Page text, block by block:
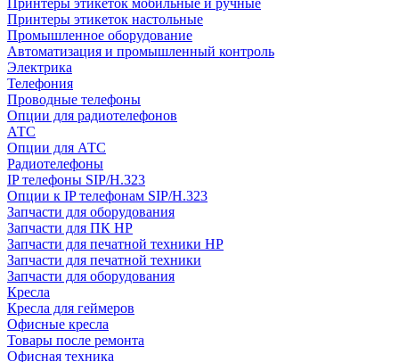
Принтеры этикеток мобильные и ручные
Принтеры этикеток настольные
Промышленное оборудование
Автоматизация и промышленный контроль
Электрика
Телефония
Проводные телефоны
Опции для радиотелефонов
АТС
Опции для АТС
Радиотелефоны
IP телефоны SIP/H.323
Опции к IP телефонам SIP/H.323
Запчасти для оборудования
Запчасти для ПК HP
Запчасти для печатной техники HP
Запчасти для печатной техники
Запчасти для оборудования
Кресла
Кресла для геймеров
Офисные кресла
Товары после ремонта
Офисная техника